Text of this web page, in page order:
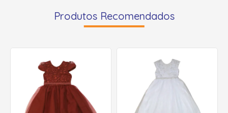
Produtos Recomendados